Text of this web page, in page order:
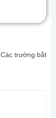
Các trường bắt